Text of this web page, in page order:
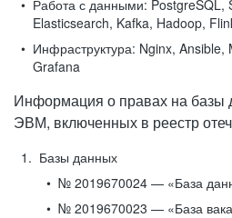
Работа с данными: PostgreSQL,
Elasticsearch, Kafka, Hadoop,
Инфраструктура: Nginx, Ansible,
Grafana
Информация о правах на базы
ЭВМ, включенных в реестр
Базы данных
№ 2019670024 — «База
№ 2019670023 — «База